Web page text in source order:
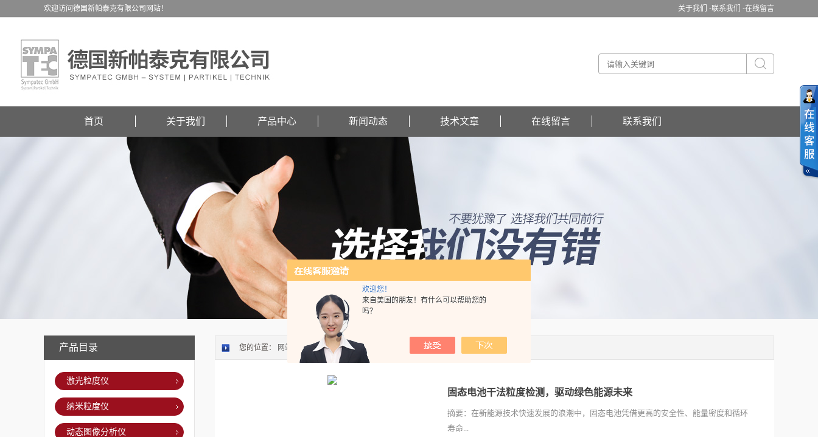
欢迎您！
来自美国的朋友！有什么可以帮助您的
吗？
关于我们 -联系我们 -在线留言
欢迎访问德国新帕泰克有限公司网站！
首页 关于我们 产品中心 新闻动态 技术文章 在线留言 联系我们
产品目录
激光粒度仪
纳米粒度仪
动态图像分析仪
您的位置： 网站首页>>技术文章
固态电池干法粒度检测，驱动绿色能源未来
摘要：在新能源技术快速发展的浪潮中，固态电池凭借更高的安全性、能量密度和循环
寿命...